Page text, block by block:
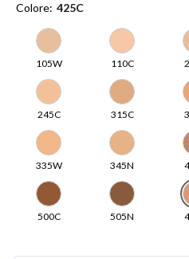
Ultra lunga tenuta & ultra
Resistente a caldo, sudore, umidità
Una shade per ogni tonalità e
Colore 425C
105W 110C
245C 315C
335W 345N
500C 505N